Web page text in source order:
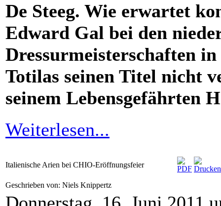
De Steeg. Wie erwartet
Edward Gal bei den
Dressurmeisterschaften
Totilas seinen Titel nicht
seinem Lebensgefährten
Weiterlesen...
Italienische Arien bei CHIO-Eröffnungsfeier
Geschrieben von: Niels Knippertz